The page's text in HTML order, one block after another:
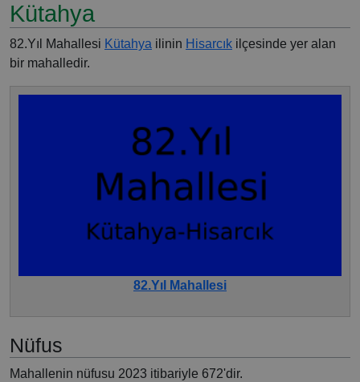
Kütahya
82.Yıl Mahallesi Kütahya ilinin Hisarcık ilçesinde yer alan
bir mahalledir.
82.Yıl Mahallesi
Nüfus
Mahallenin nüfusu 2023 itibariyle 672'dir.